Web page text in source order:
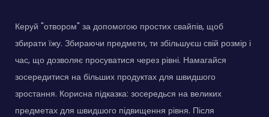
Керуй "отвором" за допомогою простих свайпів, щоб
збирати їжу. Збираючи предмети, ти збільшуєш свій розмір і
час, що дозволяє просуватися через рівні. Намагайся
зосередитися на більших продуктах для швидшого
зростання. Корисна підказка: зосередься на великих
предметах для швидшого підвищення рівня. Після